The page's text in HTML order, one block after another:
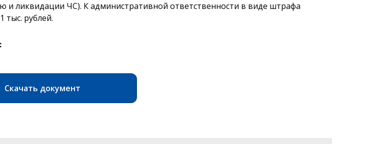
ликвидации ЧС). К административной ответственности в виде штрафа
тыс. рублей.
Скачать документ